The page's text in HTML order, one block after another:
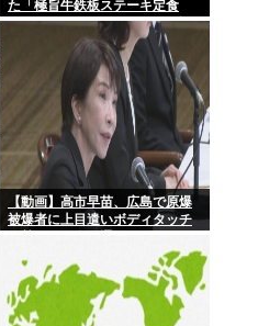
た「極旨牛鉄板ステーキ定食
(1498円)」がうまそすぎると話
【動画】高市早苗、広島で原爆
被爆者に上目遣いボディタッチ
ろか「非常に不安」とガチギレ